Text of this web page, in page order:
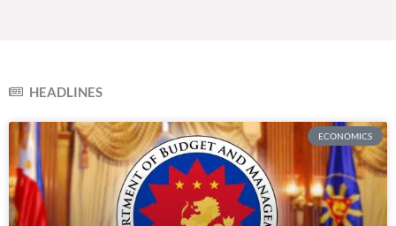
HEADLINES
ECONOMICS